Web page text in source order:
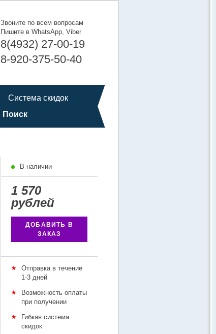
Звоните по всем вопросам
Пишите в WhatsApp, Viber
8(4932) 27-00-19
8-920-375-50-40
Система скидок
Поиск
В наличии
1 570
рублей
ДОБАВИТЬ В
ЗАКАЗ
Отправка в течение
1-3 дней
Возможность оплаты
при получении
Гибкая система
скидок